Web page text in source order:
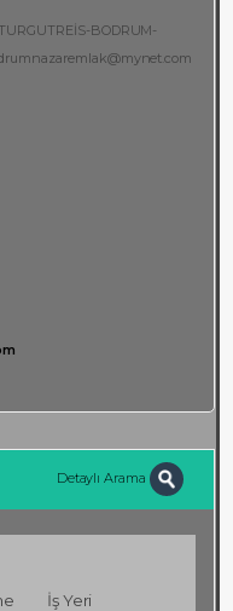
BODRUM-
Detaylı Arama
İş Yeri